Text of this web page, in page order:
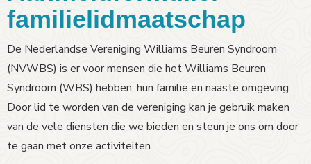
familielidmaatschap
De Nederlandse Vereniging Williams Beuren Syndroom
(NVWBS) is er voor mensen die het Williams Beuren
Syndroom (WBS) hebben, hun familie en naaste omgeving.
Door lid te worden van de vereniging kan je gebruik maken
van de vele diensten die we bieden en steun je ons om door
te gaan met onze activiteiten.